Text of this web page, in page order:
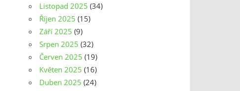
Listopad 2025 (34)
Říjen 2025 (15)
Září 2025 (9)
Srpen 2025 (32)
Červen 2025 (19)
Květen 2025 (16)
Duben 2025 (24)